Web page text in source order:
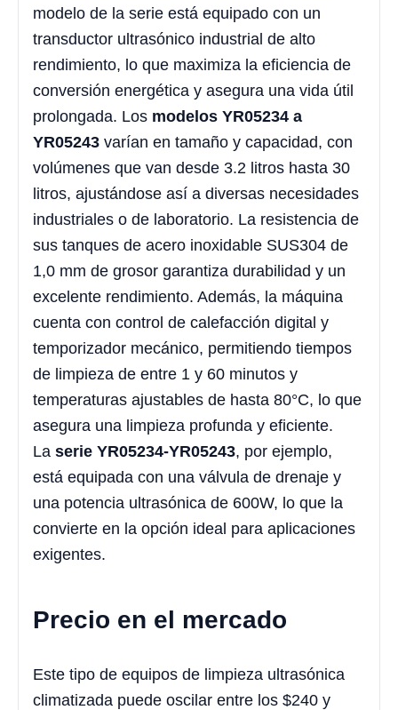
modelo de la serie está equipado con un
transductor ultrasónico industrial de alto
rendimiento, lo que maximiza la eficiencia de
conversión energética y asegura una vida útil
prolongada. Los modelos YR05234 a
YR05243 varían en tamaño y capacidad, con
volúmenes que van desde 3.2 litros hasta 30
litros, ajustándose así a diversas necesidades
industriales o de laboratorio. La resistencia de
sus tanques de acero inoxidable SUS304 de
1,0 mm de grosor garantiza durabilidad y un
excelente rendimiento. Además, la máquina
cuenta con control de calefacción digital y
temporizador mecánico, permitiendo tiempos
de limpieza de entre 1 y 60 minutos y
temperaturas ajustables de hasta 80°C, lo que
asegura una limpieza profunda y eficiente.
La serie YR05234-YR05243, por ejemplo,
está equipada con una válvula de drenaje y
una potencia ultrasónica de 600W, lo que la
convierte en la opción ideal para aplicaciones
exigentes.
Precio en el mercado
Este tipo de equipos de limpieza ultrasónica
climatizada puede oscilar entre los $240 y